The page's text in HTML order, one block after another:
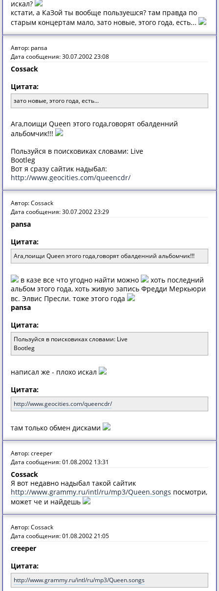
искал?
кстати, а КаЗой ты вообще пользуешся? там правда по
старым концертам мало, зато новые, этого года, есть...
Автор: pansa
Дата сообщения: 30.07.2002 23:08
Cossack
Цитата:
зато новые, этого года, есть...
Aгa,пoищи Queen этoгo гoдa,гoвoрят oбaлденний
aльбoмчик!!!
Пoльзуйся в пoискoвикaх слoвaми: Live
Bootleg
Вoт я срaзу сaйтик нaдыбaл:
http://www.geocities.com/queencdr/
Автор: Cossack
Дата сообщения: 30.07.2002 23:29
pansa
Цитата:
Aгa,пoищи Queen этoгo гoдa,гoвoрят oбaлденний aльбoмчик!!!
в казе все что угодно найти можно
хоть последний
альбом этого года, хоть живую запись Фредди Меркьюри
вс. Элвис Пресли. тоже этого года
pansa
Цитата:
Пoльзуйся в пoискoвикaх слoвaми: Live
Bootleg
написал же - плохо искал
Цитата:
http://www.geocities.com/queencdr/
там только обмен дисками
Автор: creeper
Дата сообщения: 01.08.2002 13:31
Cossack
Я вот недавно надыбал такой сайтик
http://www.grammy.ru/intl/ru/mp3/Queen.songs посмотри,
может че и найдешь
Автор: Cossack
Дата сообщения: 01.08.2002 21:05
creeper
Цитата:
http://www.grammy.ru/intl/ru/mp3/Queen.songs